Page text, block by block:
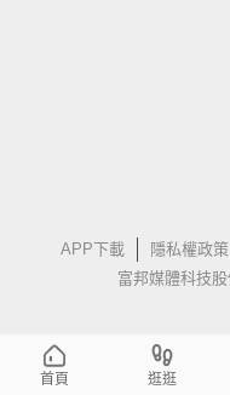
APP下載 隱私權政策
富邦媒體科技
首頁 逛逛